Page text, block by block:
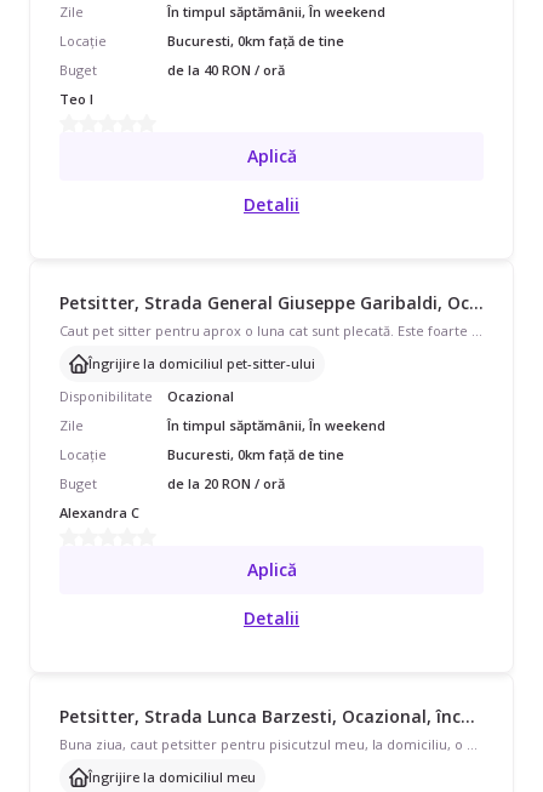
Zile
În timpul săptămânii, În weekend
Locație
Bucuresti, 0km față de tine
Buget
de la 40 RON / oră
Teo I
Aplică
Detalii
Petsitter, Strada General Giuseppe Garibaldi, Ocazional, începând cu 20 lei/oră
Îngrijire la domiciliul pet-sitter-ului
Disponibilitate
Ocazional
Zile
În timpul săptămânii, În weekend
Locație
Bucuresti, 0km față de tine
Buget
de la 20 RON / oră
Alexandra C
Aplică
Detalii
Petsitter, Strada Lunca Barzesti, Ocazional, începând cu 40 lei/oră
Îngrijire la domiciliul meu